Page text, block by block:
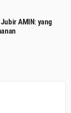
AMIN: yang